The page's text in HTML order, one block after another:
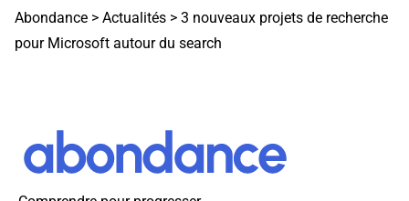
Abondance > Actualités > 3 nouveaux projets de recherche
pour Microsoft autour du search